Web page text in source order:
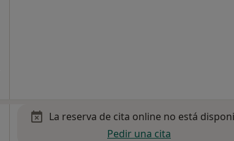
La reserva de cita online no está
Pedir una cita